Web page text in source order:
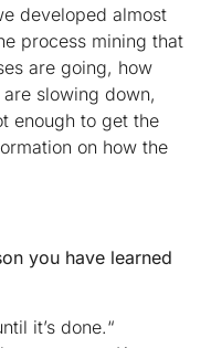
developed almost
process mining that
are going, how
slowing down,
enough to get the
on how the
you have learned
it’s done.“